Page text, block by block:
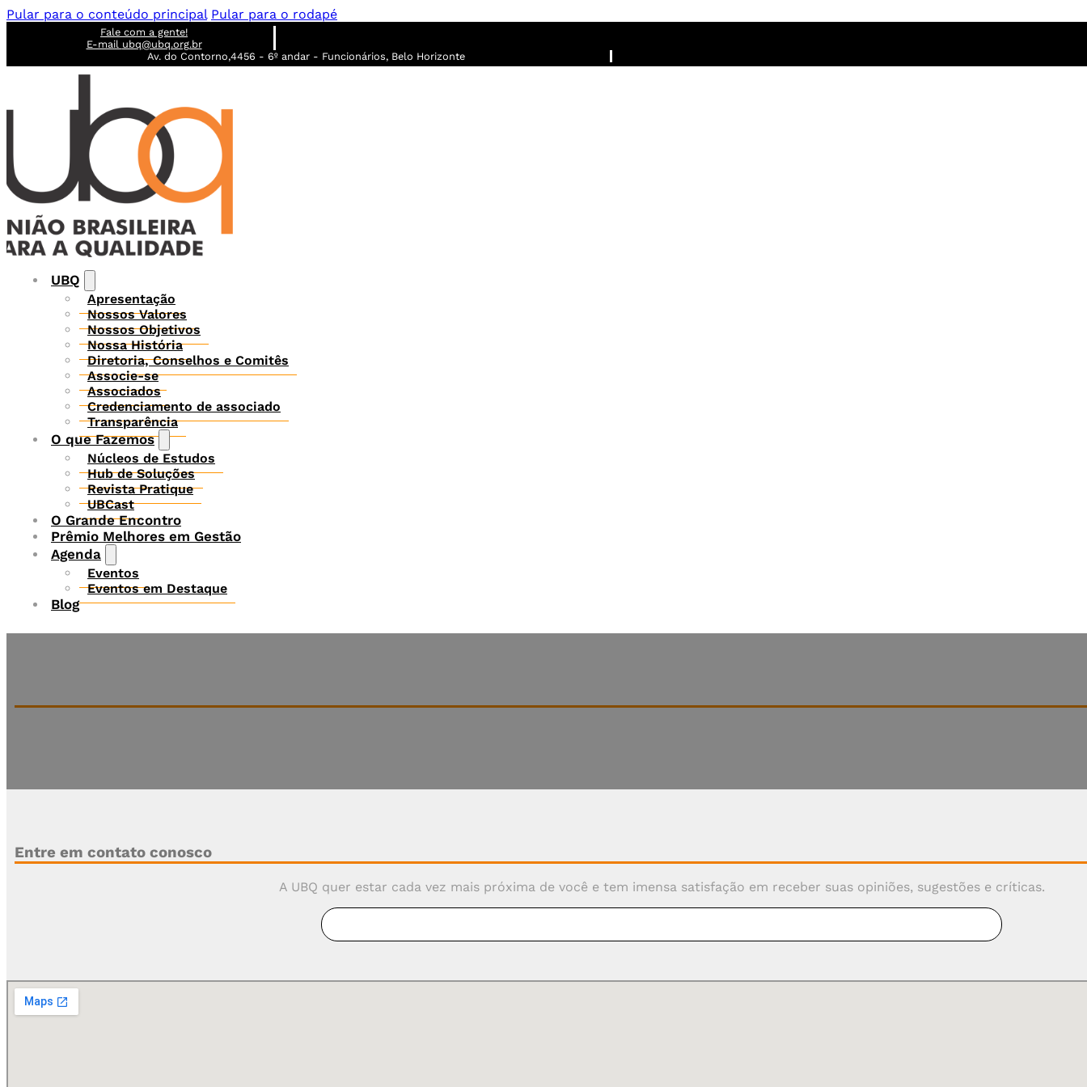
Pular para o conteúdo principal Pular para o rodapé
Fale com a gente!
E-mail ubq@ubq.org.br
Av. do Contorno,4456 - 6º andar - Funcionários, Belo Horizonte
UBQ
Apresentação
Nossos Valores
Nossos Objetivos
Nossa História
Diretoria, Conselhos e Comitês
Associe-se
Associados
Credenciamento de associado
Transparência
O que Fazemos
Núcleos de Estudos
Hub de Soluções
Revista Pratique
UBCast
O Grande Encontro
Prêmio Melhores em Gestão
Agenda
Eventos
Eventos em Destaque
Blog
Entre em contato conosco
A UBQ quer estar cada vez mais próxima de você e tem imensa satisfação em receber suas opiniões, sugestões e críticas.